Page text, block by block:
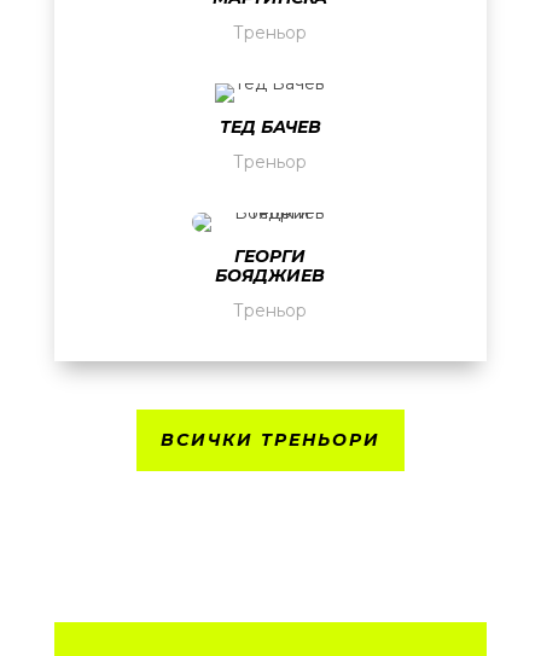
Треньор
ТЕД БАЧЕВ
Треньор
ГЕОРГИ
БОЯДЖИЕВ
Треньор
ВСИЧКИ ТРЕНЬОРИ